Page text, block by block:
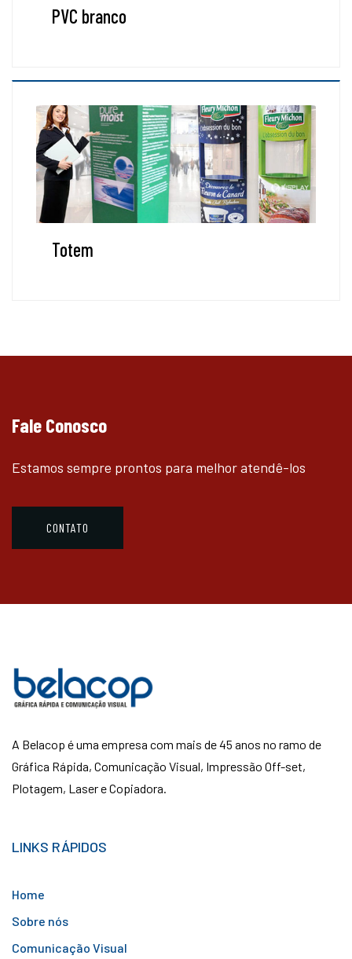
PVC branco
Totem
Fale Conosco
Estamos sempre prontos para melhor atendê-los
CONTATO
A Belacop é uma empresa com mais de 45 anos no ramo de
Gráfica Rápida, Comunicação Visual, Impressão Off-set,
Plotagem, Laser e Copiadora.
LINKS RÁPIDOS
Home
Sobre nós
Comunicação Visual